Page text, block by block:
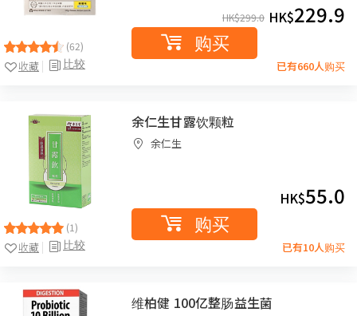
(62)
比较
收藏
HK$299.0 HK$229.9
购买
已有660人购买
(1)
比较
收藏
余仁生甘露饮颗粒
余仁生
HK$55.0
购买
已有10人购买
维柏健 100亿整肠益生菌